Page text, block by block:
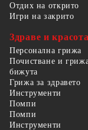
Отдих на открито
Игри на закрито
Здраве и красота
Персонална грижа
Почистване и
бижута
Грижа за здравето
Инструменти
Помпи
Помпи
Инструменти